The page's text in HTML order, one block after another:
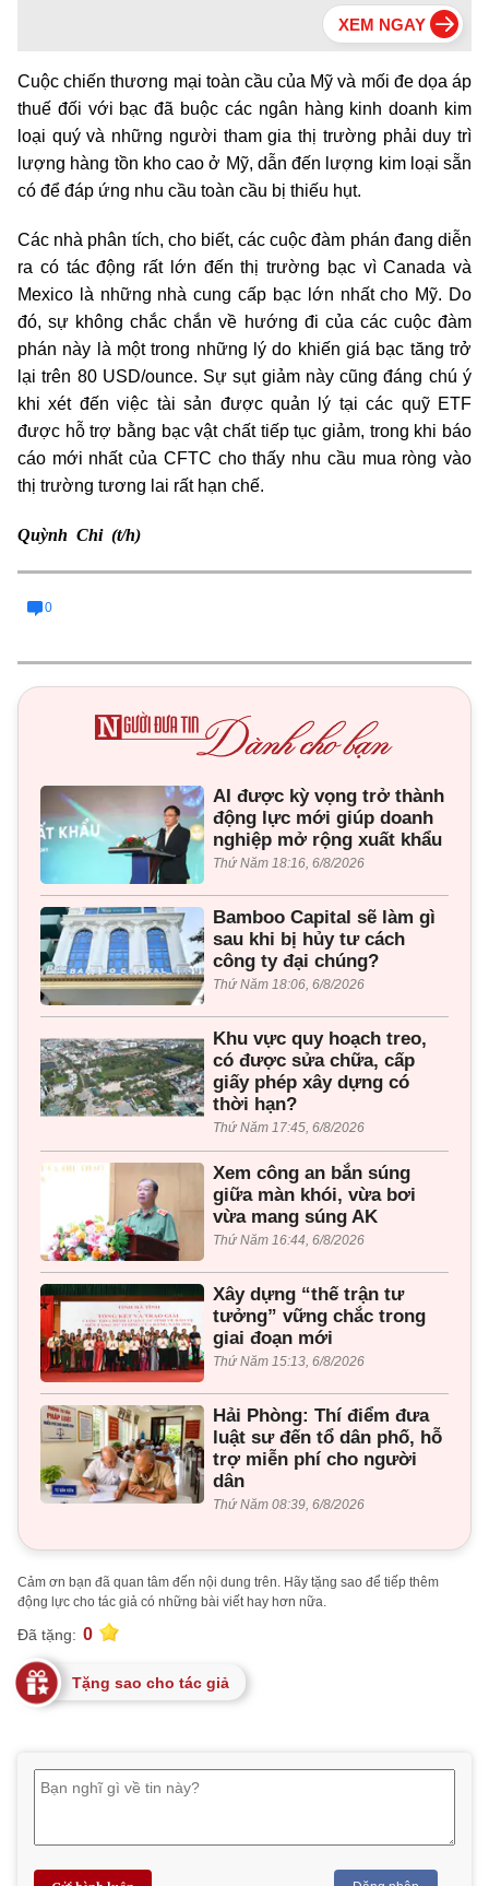
Cuộc chiến thương mại toàn cầu của Mỹ và mối đe dọa áp
thuế đối với bạc đã buộc các ngân hàng kinh doanh kim
loại quý và những người tham gia thị trường phải duy trì
lượng hàng tồn kho cao ở Mỹ, dẫn đến lượng kim loại sẵn
có để đáp ứng nhu cầu toàn cầu bị thiếu hụt.
Các nhà phân tích, cho biết, các cuộc đàm phán đang diễn
ra có tác động rất lớn đến thị trường bạc vì Canada và
Mexico là những nhà cung cấp bạc lớn nhất cho Mỹ. Do
đó, sự không chắc chắn về hướng đi của các cuộc đàm
phán này là một trong những lý do khiến giá bạc tăng trở
lại trên 80 USD/ounce. Sự sụt giảm này cũng đáng chú ý
khi xét đến việc tài sản được quản lý tại các quỹ ETF
được hỗ trợ bằng bạc vật chất tiếp tục giảm, trong khi báo
cáo mới nhất của CFTC cho thấy nhu cầu mua ròng vào
thị trường tương lai rất hạn chế.
Quỳnh Chi (t/h)
0
AI được kỳ vọng trở thành
động lực mới giúp doanh
nghiệp mở rộng xuất khẩu
Thứ Năm 18:16, 6/8/2026
Bamboo Capital sẽ làm gì
sau khi bị hủy tư cách
công ty đại chúng?
Thứ Năm 18:06, 6/8/2026
Khu vực quy hoạch treo,
có được sửa chữa, cấp
giấy phép xây dựng có
thời hạn?
Thứ Năm 17:45, 6/8/2026
Xem công an bắn súng
giữa màn khói, vừa bơi
vừa mang súng AK
Thứ Năm 16:44, 6/8/2026
Xây dựng “thế trận tư
tưởng” vững chắc trong
giai đoạn mới
Thứ Năm 15:13, 6/8/2026
Hải Phòng: Thí điểm đưa
luật sư đến tổ dân phố, hỗ
trợ miễn phí cho người
dân
Thứ Năm 08:39, 6/8/2026
Cảm ơn bạn đã quan tâm đến nội dung trên. Hãy tặng sao để tiếp thêm
động lực cho tác giả có những bài viết hay hơn nữa.
Đã tặng: 0
Tặng sao cho tác giả